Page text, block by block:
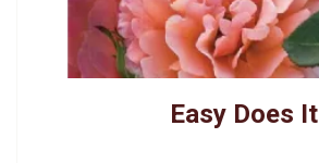
Easy Does It